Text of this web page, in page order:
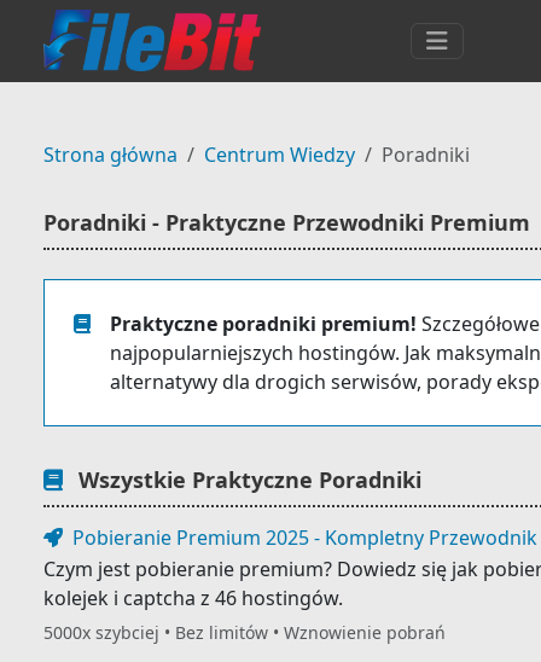
Strona główna Centrum Wiedzy Poradniki
Poradniki - Praktyczne Przewodniki Premium
Praktyczne poradniki premium!
najpopularniejszych hostingów. Jak
alternatywy dla drogich serwisów, porady
Wszystkie Praktyczne Poradniki
Pobieranie Premium 2025 - Kompletny Przewodnik
Czym jest pobieranie premium? Dowiedz się jak
kolejek i captcha z 46 hostingów.
5000x szybciej • Bez limitów • Wznowienie pobrań